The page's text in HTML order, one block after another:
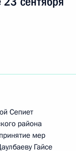
Сепиет
района
мер
Гайсе